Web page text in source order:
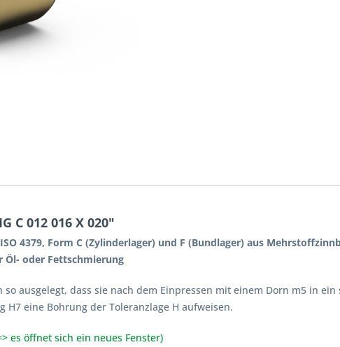
C 012 016 X 020"
4379, Form C (Zylinderlager) und F (Bundlager) aus
Öl- oder Fettschmierung
ausgelegt, dass sie nach dem Einpressen mit einem Dorn m5 in ein
H7 eine Bohrung der Toleranzlage H aufweisen.
es öffnet sich ein neues Fenster)